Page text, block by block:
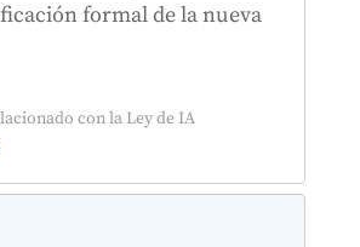
formal de la nueva
con la Ley de IA